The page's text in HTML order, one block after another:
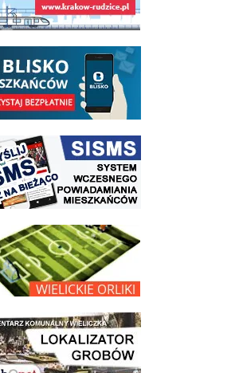
opisu aplikacji - BLISKO, Gmina Wieliczka w aplikacji Blisko
strony systemu wczesnego ostrzegania mieszkańców SISMS
opisu projektu Wielickie Orliki
lokalizatora grobów na wielickim cmentarzu - grobnet